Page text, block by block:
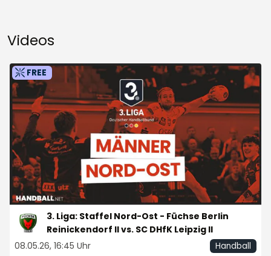
Videos
FREE
3. Liga: Staffel Nord-Ost - Füchse Berlin
Reinickendorf II vs. SC DHfK Leipzig II
08.05.26, 16:45 Uhr
Handball